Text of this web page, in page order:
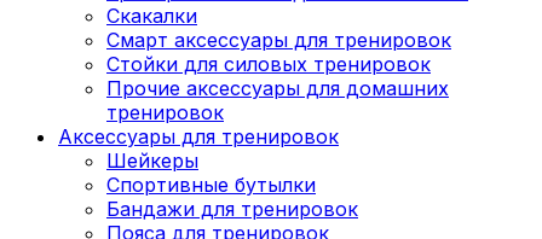
Скакалки
Смарт аксессуары для тренировок
Стойки для силовых тренировок
Прочие аксессуары для домашних
тренировок
Аксессуары для тренировок
Шейкеры
Спортивные бутылки
Бандажи для тренировок
Пояса для тренировок